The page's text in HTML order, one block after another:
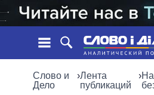
Слово и
Дело
›Лента
публикаций
›